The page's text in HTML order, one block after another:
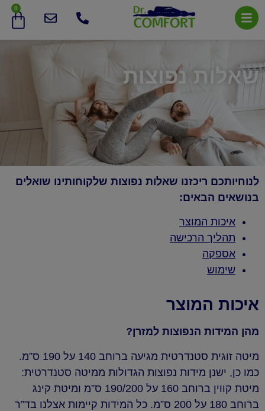
0
שאלות נפוצות
לנוחיותכם ריכזנו שאלות נפוצות שלקוחותינו שואלים
בנושאים הבאים:
איכות המוצר
תהליך הרכישה
אספקה
שימוש
איכות המוצר
מהן המידות הנפוצות למזרן?
מיטה זוגית סטנדרטית מגיעה ברוחב 140 על 190 ס”מ.
כמו כן, ישנן מידות נפוצות הגדולות ממיטה סטנדרטית:
מיטת קווין ברוחב 160 על 190/200 ס”מ ומיטת קינג
ברוחב 180 על 200 ס”מ. כל המידות קיימות אצלנו בד”ר